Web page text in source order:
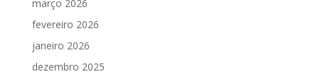
março 2026
fevereiro 2026
janeiro 2026
dezembro 2025